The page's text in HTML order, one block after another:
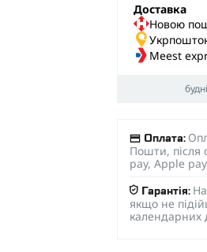
Доставка
Новою
Meest
будні
Оплата:
Пошти, після
pay, Apple
Гарантія:
якщо не
календарних